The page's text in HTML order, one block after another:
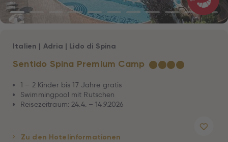
Sentido Spina Premium Camp ★★★★
Italien | Adria | Lido di Spina
1 – 2 Kinder bis 17 Jahre gratis
Swimmingpool mit Rutschen
Reisezeitraum: 24.4. – 14.9.2026
Zu den Hotelinformationen